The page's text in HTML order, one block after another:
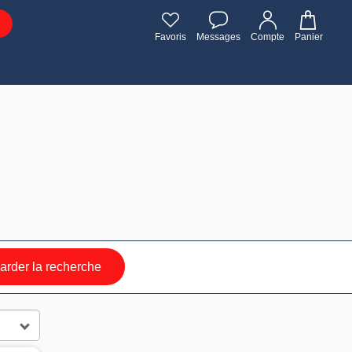
Favoris Messages Compte Panier
la recherche